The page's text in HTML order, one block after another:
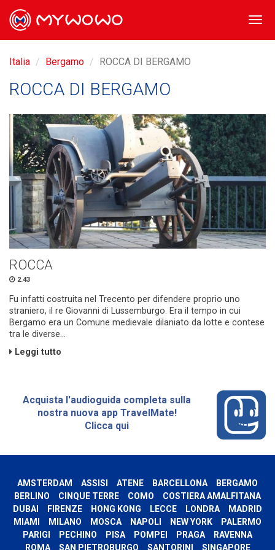
Italia Bergamo ROCCA DI BERGAMO
ROCCA DI BERGAMO
ROCCA
2.43
Fu infatti costruita nel Trecento per difendere proprio uno
straniero, il re Giovanni di Lussemburgo. Era il tempo in cui
Bergamo era un Comune medievale dilaniato da lotte e contese
tra le diverse...
Leggi tutto
Acquista l'audioguida completa sulla
nostra nuova app TravelMate!
Clicca qui
AMSTERDAM ASSISI ATENE BARCELLONA
BERGAMO
BERLINO
CINQUE TERRE COMO
COSTIERA AMALFITANA
DUBAI
FIRENZE HONG KONG LECCE LONDRA
MADRID
MIAMI
MILANO MOSCA NAPOLI NEW YORK
PALERMO
PARIGI
PECHINO PISA POMPEI PRAGA
RAVENNA
ROMA
SAN PIETROBURGO SANTORINI SINGAPORE